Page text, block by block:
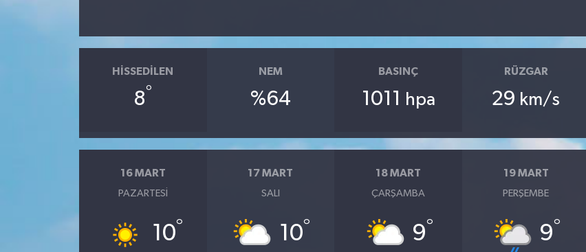
HISSEDILEN
8°
NEM
%64
BASINÇ
1011 hpa
RÜZGAR
29 km/s
16 MART
PAZARTESI
10°
17 MART
SALI
10°
18 MART
ÇARŞAMBA
9°
19 MART
PERŞEMBE
9°